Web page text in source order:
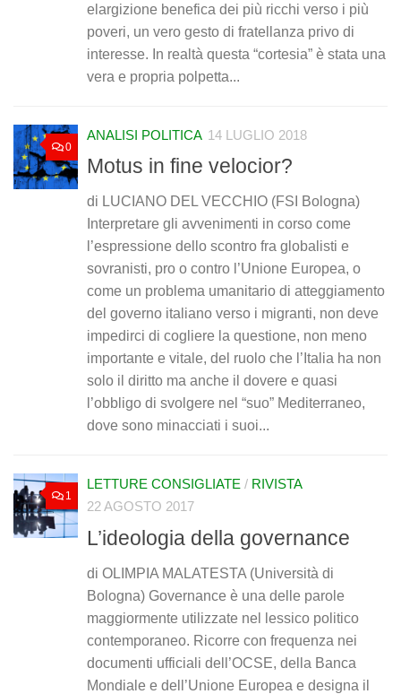
elargizione benefica dei più ricchi verso i più
poveri, un vero gesto di fratellanza privo di
interesse. In realtà questa “cortesia” è stata una
vera e propria polpetta...
0
ANALISI POLITICA 14 LUGLIO 2018
Motus in fine velocior?
di LUCIANO DEL VECCHIO (FSI Bologna)
Interpretare gli avvenimenti in corso come
l’espressione dello scontro fra globalisti e
sovranisti, pro o contro l’Unione Europea, o
come un problema umanitario di atteggiamento
del governo italiano verso i migranti, non deve
impedirci di cogliere la questione, non meno
importante e vitale, del ruolo che l’Italia ha non
solo il diritto ma anche il dovere e quasi
l’obbligo di svolgere nel “suo” Mediterraneo,
dove sono minacciati i suoi...
1
LETTURE CONSIGLIATE / RIVISTA
22 AGOSTO 2017
L’ideologia della governance
di OLIMPIA MALATESTA (Università di
Bologna) Governance è una delle parole
maggiormente utilizzate nel lessico politico
contemporaneo. Ricorre con frequenza nei
documenti ufficiali dell’OCSE, della Banca
Mondiale e dell’Unione Europea e designa il